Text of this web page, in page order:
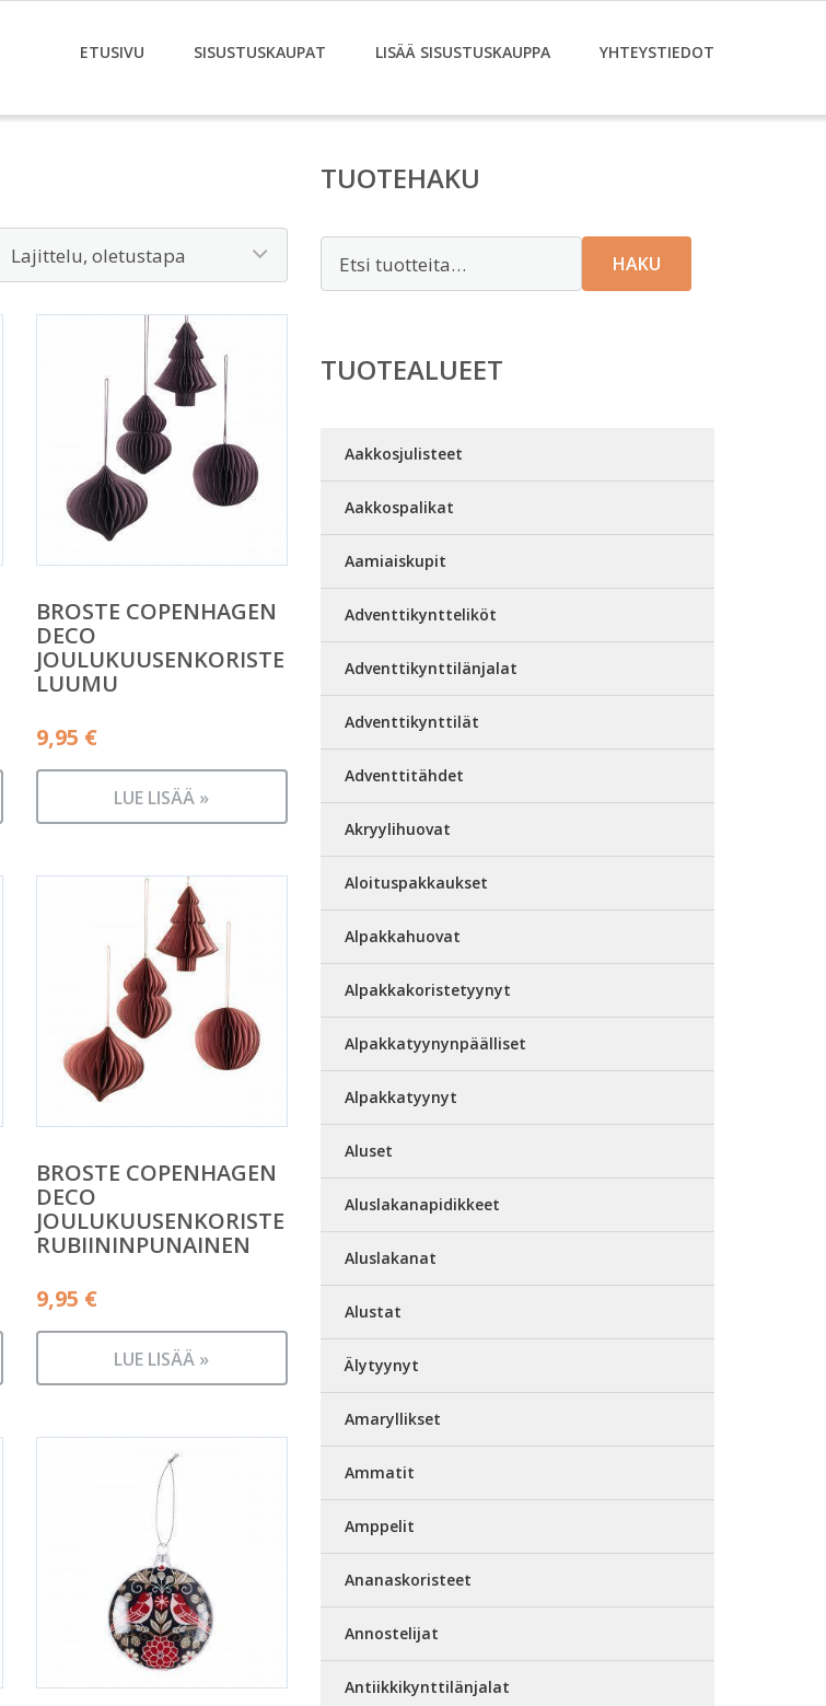
ETUSIVU SISUSTUSKAUPAT LISÄÄ SISUSTUSKAUPPA YHTEYSTIEDOT
BROSTE COPENHAGEN
DECO
JOULUKUUSENKORISTE
LUUMU
9,95 €
LUE LISÄÄ »
BROSTE COPENHAGEN
DECO
JOULUKUUSENKORISTE
RUBIININPUNAINEN
9,95 €
LUE LISÄÄ »
TUOTEHAKU
HAKU
TUOTEALUEET
Aakkosjulisteet
Aakkospalikat
Aamiaiskupit
Adventtikyntteliköt
Adventtikynttilänjalat
Adventtikynttilät
Adventtitähdet
Akryylihuovat
Aloituspakkaukset
Alpakkahuovat
Alpakkakoristetyynyt
Alpakkatyynynpäälliset
Alpakkatyynyt
Aluset
Aluslakanapidikkeet
Aluslakanat
Alustat
Älytyynyt
Amaryllikset
Ammatit
Amppelit
Ananaskoristeet
Annostelijat
Antiikkikynttilänjalat